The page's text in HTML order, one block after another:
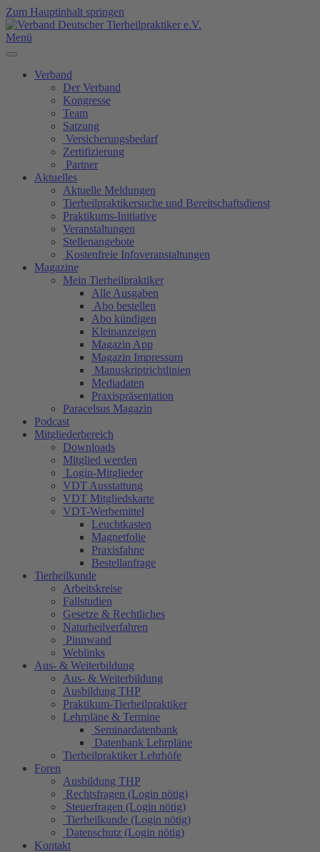
Zum Hauptinhalt springen
Menü
Verband
Der Verband
Kongresse
Team
Satzung
Versicherungsbedarf
Zertifizierung
Partner
Aktuelles
Aktuelle Meldungen
Tierheilpraktikersuche und Bereitschaftsdienst
Praktikums-Initiative
Veranstaltungen
Stellenangebote
Kostenfreie Infoveranstaltungen
Magazine
Mein Tierheilpraktiker
Alle Ausgaben
Abo bestellen
Abo kündigen
Kleinanzeigen
Magazin App
Magazin Impressum
Manuskriptrichtlinien
Mediadaten
Praxispräsentation
Paracelsus Magazin
Podcast
Mitgliederbereich
Downloads
Mitglied werden
Login-Mitglieder
VDT Ausstattung
VDT Mitgliedskarte
VDT-Werbemittel
Leuchtkasten
Magnetfolie
Praxisfahne
Bestellanfrage
Tierheilkunde
Arbeitskreise
Fallstudien
Gesetze & Rechtliches
Naturheilverfahren
Pinnwand
Weblinks
Aus- & Weiterbildung
Aus- & Weiterbildung
Ausbildung THP
Praktikum-Tierheilpraktiker
Lehrpläne & Termine
Seminardatenbank
Datenbank Lehrpläne
Tierheilpraktiker Lehrhöfe
Foren
Ausbildung THP
Rechtsfragen (Login nötig)
Steuerfragen (Login nötig)
Tierheilkunde (Login nötig)
Datenschutz (Login nötig)
Kontakt